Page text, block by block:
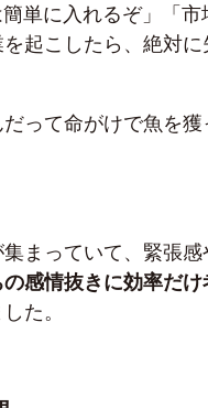
単に入れるぞ」「市
起こしたら、絶対に
って命がけで魚を獲
まっていて、緊張感
感情抜きに効率だけ
た。